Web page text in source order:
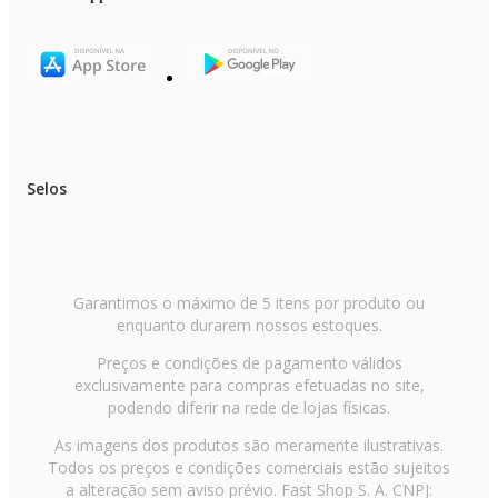
Itens inclusos:
- 2 jarras squeeze BPA Free de 500 ml
Selos
Garantimos o máximo de 5 itens por produto ou
enquanto durarem nossos estoques.
Preços e condições de pagamento válidos
exclusivamente para compras efetuadas no site,
podendo diferir na rede de lojas físicas.
As imagens dos produtos são meramente ilustrativas.
Todos os preços e condições comerciais estão sujeitos
a alteração sem aviso prévio. Fast Shop S. A. CNPJ: